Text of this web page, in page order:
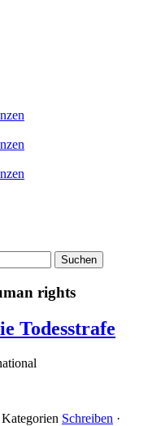
rights
Todesstrafe
Kategorien Schreiben ·